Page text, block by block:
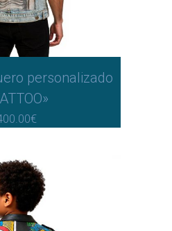
personalizado
€